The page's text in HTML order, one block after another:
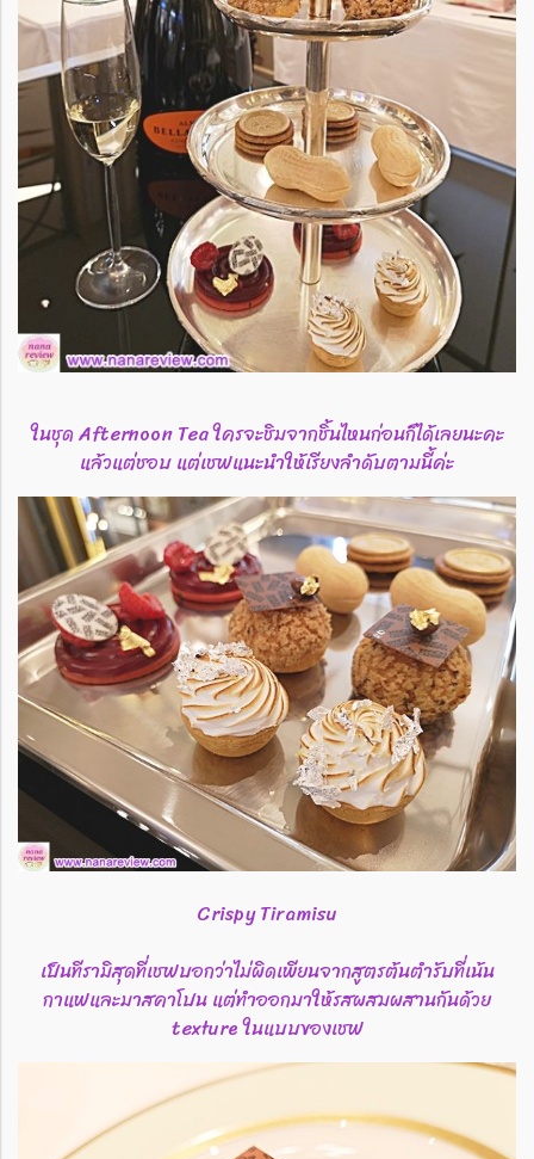
ในชุด Afternoon Tea ใครจะชิมจากชิ้นไหนก่อนก็ได้เลยนะคะ
แล้วแต่ชอบ แต่เชฟแนะนำให้เรียงลำดับตามนี้ค่ะ
Crispy Tiramisu
เป็นทีรามิสุดที่เชฟบอกว่าไม่ผิดเพียนจากสูตรต้นตำรับที่เน้น
กาแฟและมาสคาโปน แต่ทำออกมาให้รสผสมผสานกันด้วย
texture ในแบบของเชฟ